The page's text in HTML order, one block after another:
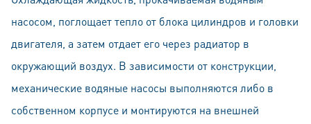
насосом, поглощает тепло от блока цилиндров и головки
двигателя, а затем отдает его через радиатор в
окружающий воздух. В зависимости от конструкции,
механические водяные насосы выполняются либо в
собственном корпусе и монтируются на внешней